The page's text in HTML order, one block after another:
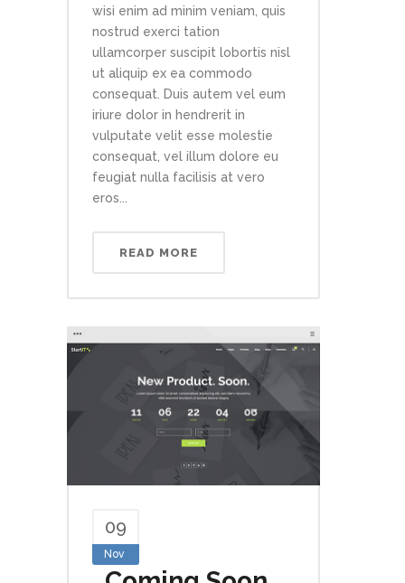
wisi enim ad minim veniam, quis
nostrud exerci tation
ullamcorper suscipit lobortis nisl
ut aliquip ex ea commodo
consequat. Duis autem vel eum
iriure dolor in hendrerit in
vulputate velit esse molestie
consequat, vel illum dolore eu
feugiat nulla facilisis at vero
eros...
READ MORE
09
Nov